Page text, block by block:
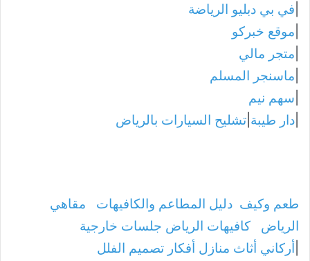
في بي دبليو الرياضة
موقع خبركو
متجر مالي
ماسنجر المسلم
سهم نيم
دار طيبة تشليح السيارات بالرياض
طعم وكيف دليل المطاعم والكافيهات
مقاهي
الرياض
كافيهات الرياض جلسات خارجية
أركاني أثاث منازل أفكار تصميم الفلل